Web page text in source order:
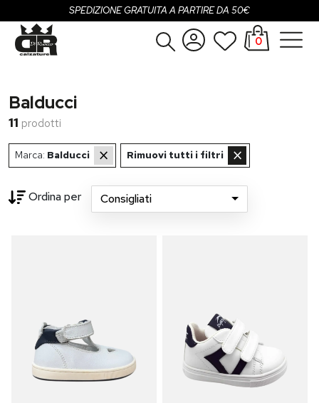
SPEDIZIONE GRATUITA A PARTIRE DA 50€
Uomo
Bambina
Registrati
0
Balducci
11 prodotti
Marca: Balducci × Rimuovi tutti i filtri ×
Ordina per Consigliati